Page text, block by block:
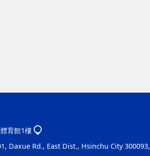
育館1樓
Daxue Rd., East Dist., Hsinchu City 300093,